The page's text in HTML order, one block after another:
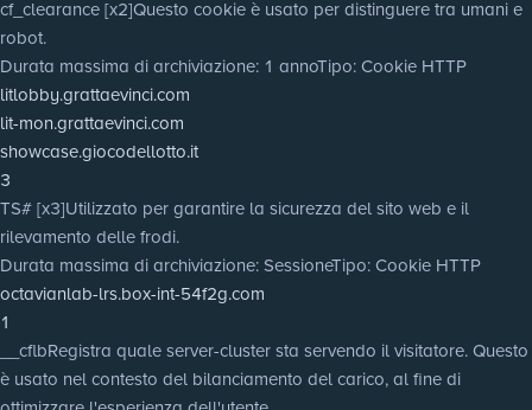
cf_clearance [x2]Questo cookie è usato per distinguere tra umani e
robot.
Durata massima di archiviazione: 1 annoTipo: Cookie HTTP
litlobby.grattaevinci.com
lit-mon.grattaevinci.com
showcase.giocodellotto.it
3
TS# [x3]Utilizzato per garantire la sicurezza del sito web e il
rilevamento delle frodi.
Durata massima di archiviazione: SessioneTipo: Cookie HTTP
octavianlab-lrs.box-int-54f2g.com
1
__cflbRegistra quale server-cluster sta servendo il visitatore. Questo
è usato nel contesto del bilanciamento del carico, al fine di